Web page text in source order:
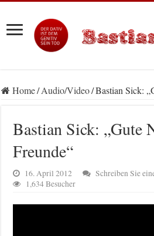
Home/Audio/Video/Bastian Sick:
Bastian Sick: „Gute
Freunde“
16. April 2012
Schreiben Sie
1,634 Besucher